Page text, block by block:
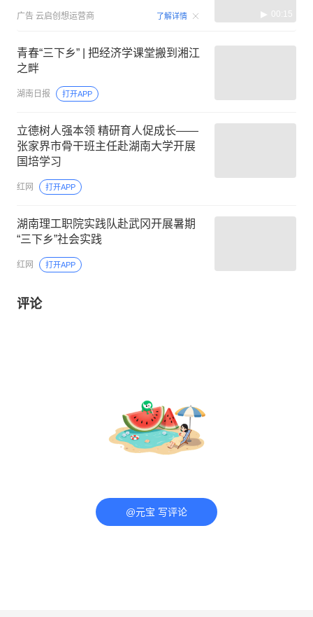
广告 云启创想运营商 了解详情 00:15
青春“三下乡” | 把经济学课堂搬到湘江
之畔
湖南日报 打开APP
立德树人强本领 精研育人促成长——
张家界市骨干班主任赴湖南大学开展
国培学习
红网 打开APP
湖南理工职院实践队赴武冈开展暑期
“三下乡”社会实践
红网 打开APP
评论
@元宝 写评论